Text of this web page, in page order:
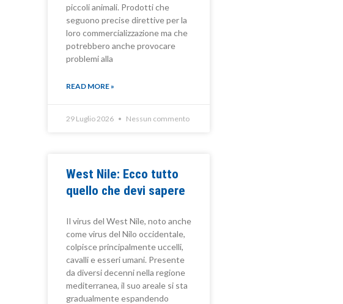
piccoli animali. Prodotti che
seguono precise direttive per la
loro commercializzazione ma che
potrebbero anche provocare
problemi alla
READ MORE »
29 Luglio 2026 Nessun commento
West Nile: Ecco tutto
quello che devi sapere
Il virus del West Nile, noto anche
come virus del Nilo occidentale,
colpisce principalmente uccelli,
cavalli e esseri umani. Presente
da diversi decenni nella regione
mediterranea, il suo areale si sta
gradualmente espandendo